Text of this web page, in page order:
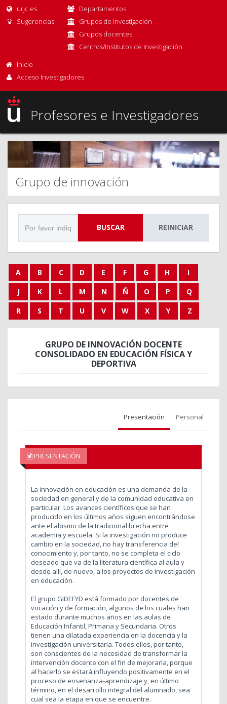
urjc.es
Sugerencias
Departamentos
Grupos de investigación
Grupos docentes
Centros/Institutos de Investigación
Inicio
Acceso Investigadores
Profesores e Investigadores
Grupo de innovación
BUSCAR REINICIAR
A B C D E F G H
I
J
K L M N Ñ O P
Q
R
S T U V W X Y Z
GRUPO DE INNOVACIÓN DOCENTE
CONSOLIDADO EN EDUCACIÓN FÍSICA Y
DEPORTIVA
Presentación Personal
PRESENTACIÓN
La innovación en educación es una demanda de la
sociedad en general y de la comunidad educativa en
particular. Los avances científicos que se han
producido en los últimos años siguen encontrándose
ante el abismo de la tradicional brecha entre
academia y escuela. Si la investigación no produce
cambio en la sociedad, no hay transferencia del
conocimiento y, por tanto, no se completa el ciclo
deseado que va de la literatura científica al aula y
desde allí, de nuevo, a los proyectos de investigación
en educación.
El grupo GIDEFYD está formado por docentes de
vocación y de formación, algunos de los cuales han
estado durante muchos años en las aulas de
Educación Infantil, Primaria y Secundaria. Otros
tienen una dilatada experiencia en la docencia y la
investigación universitaria. Todos ellos, por tanto,
son conscientes de la necesidad de transformar la
intervención docente con el fin de mejorarla, porque
al hacerlo se estará influyendo positivamente en el
proceso de enseñanza-aprendizaje y, en último
término, en el desarrollo integral del alumnado, sea
cual sea la etapa en que se encuentre.